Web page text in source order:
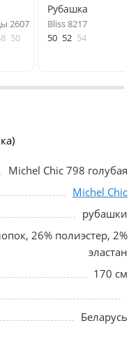
2607
50
Рубашка
Bliss 8217
50 52 54
Michel Chic 798 голубая
Michel Chic
рубашки
26% полиэстер, 2%
эластан
170 см
Беларусь